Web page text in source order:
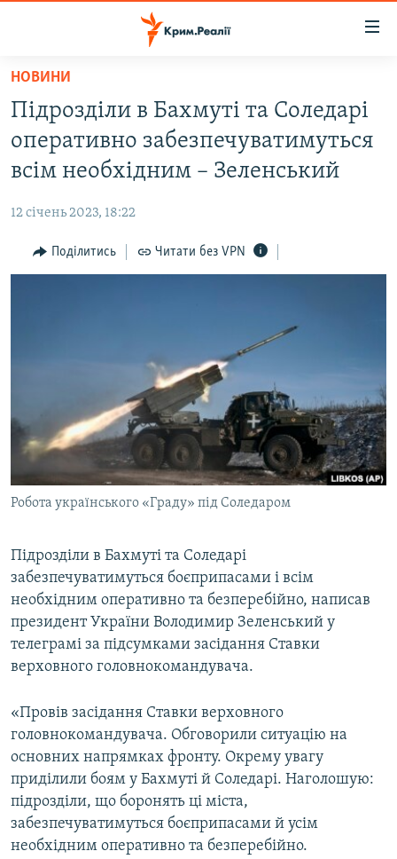
Перейти
основного
матеріалу
Перейти
до
основної
Перейти
до
ВОДА.КРИМ
ВІДЕО ТА ФОТО
БЛОГИ
ПОГЛЯД
ВІДЕОУРОКИ «ELIFBE»
СВІДЧЕННЯ ОКУПАЦІЇ
УКРАЇНСЬКА ПРОБЛЕМА КРИМУ
ІНФОГРАФІКА
ЯК ОБІЙТИ БЛОКУВАННЯ
Русский
Qırımtatar
ДОЛУЧАЙСЯ!
Усі сайти RFE/RL
НОВИНИ
Підрозділи в Бахмуті та Соледарі
оперативно забезпечуватимуться
всім необхідним – Зеленський
12 січень 2023, 18:22
Поділитись Читати без VPN
Робота українського «Граду» під Соледаром
Підрозділи в Бахмуті та Соледарі
забезпечуватимуться боєприпасами і всім
необхідним оперативно та безперебійно, написав
президент України Володимир Зеленський у
телеграмі за підсумками засідання Ставки
верховного головнокомандувача.
«Провів засідання Ставки верховного
головнокомандувача. Обговорили ситуацію на
основних напрямках фронту. Окрему увагу
приділили боям у Бахмуті й Соледарі. Наголошую:
підрозділи, що боронять ці міста,
забезпечуватимуться боєприпасами й усім
необхідним оперативно та безперебійно.